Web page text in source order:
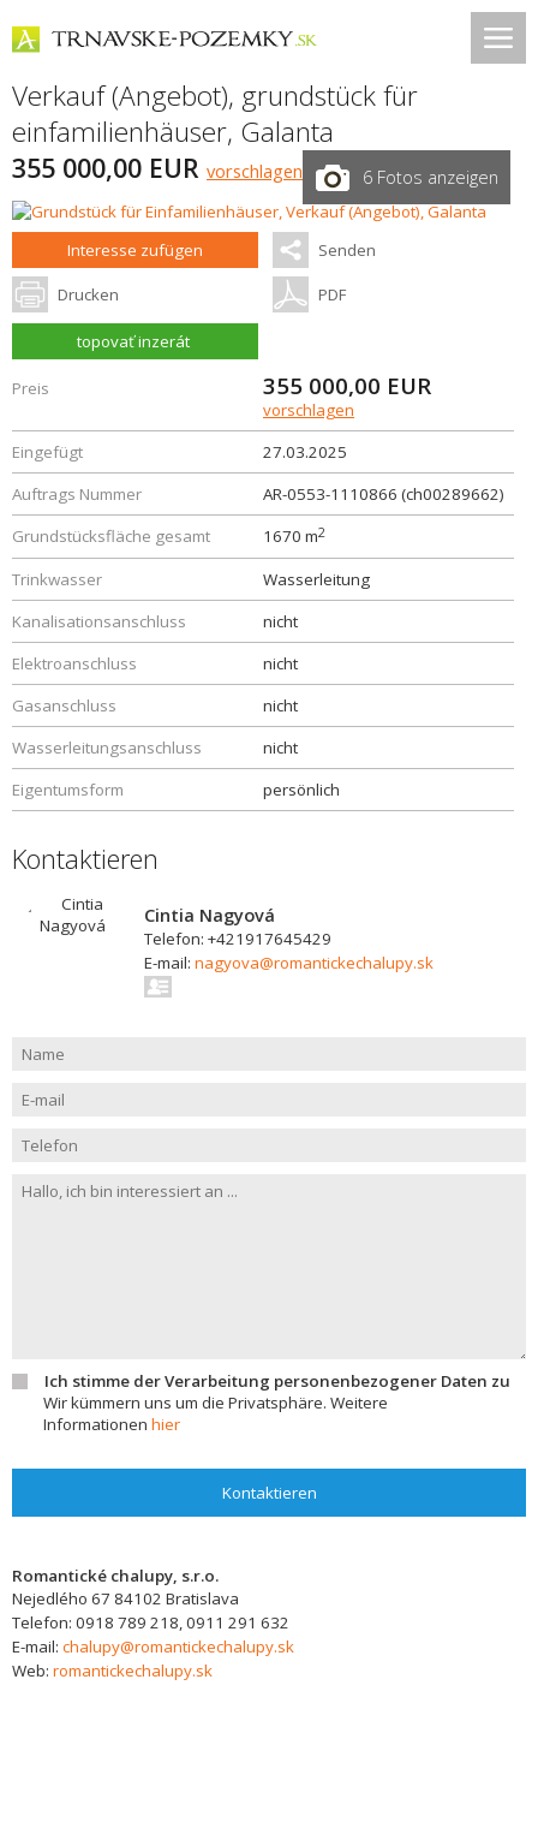
Verkauf (Angebot), grundstück für
einfamilienhäuser, Galanta
355 000,00 EUR vorschlagen 6 Fotos anzeigen
Interesse zufügen Senden
Drucken PDF
topovať inzerát
Preis 355 000,00 EUR
vorschlagen
Eingefügt
27.03.2025
Auftrags Nummer
AR-0553-1110866 (ch00289662)
Grundstücksfläche gesamt
1670 m2
Trinkwasser
Wasserleitung
Kanalisationsanschluss
nicht
Elektroanschluss
nicht
Gasanschluss
nicht
Wasserleitungsanschluss
nicht
Eigentumsform
persönlich
Kontaktieren
Cintia Nagyová
Telefon: +421917645429
E-mail: nagyova@romantickechalupy.sk
Ich stimme der Verarbeitung personenbezogener Daten zu
Wir kümmern uns um die Privatsphäre. Weitere
Informationen hier
Kontaktieren
Romantické chalupy, s.r.o.
Nejedlého 67 84102 Bratislava
Telefon: 0918 789 218, 0911 291 632
E-mail: chalupy@romantickechalupy.sk
Web: romantickechalupy.sk